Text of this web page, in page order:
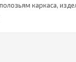
каркаса,
захотят сделать в